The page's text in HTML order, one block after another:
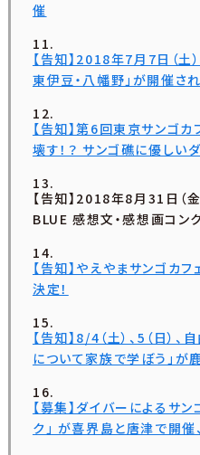
催
【告知】2018年7月7日（土
東伊豆・八幡野」が開催さ
【告知】第6回東京サンゴカ
壊す！？ サンゴ礁に優しい
【告知】2018年8月31日（
BLUE 感想文・感想画コン
【告知】やえやまサンゴカ
決定！
【告知】8/4（土）、5（日）
について家族で学ぼう」が
【募集】ダイバーによるサ
ク」 が喜界島と唐津で開催